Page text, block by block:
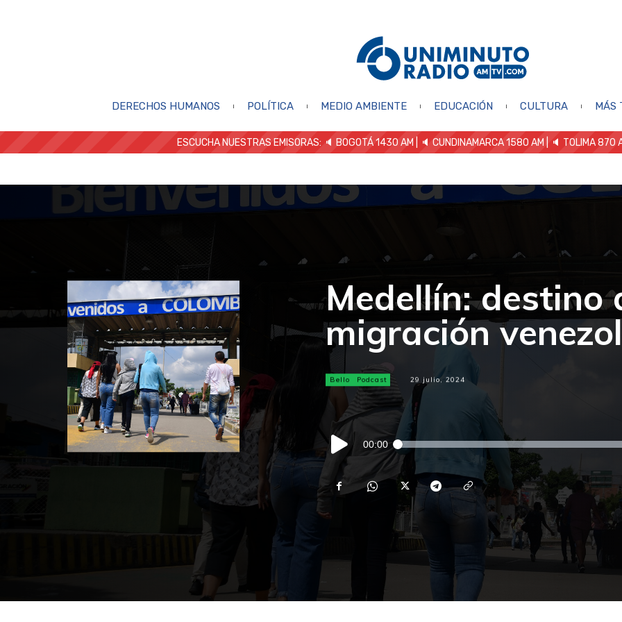
DERECHOS HUMANOS POLÍTICA MEDIO AMBIENTE EDUCACIÓN CULTURA MÁS
ESCUCHA NUESTRAS EMISORAS: 🔈 BOGOTÁ 1430 AM | 🔈 CUNDINAMARCA 1580 AM | 🔈 TOLIMA 870
Medellín: destino
migración
Bello Podcast 29 julio, 2024
Reproductor
de
audio
00:00